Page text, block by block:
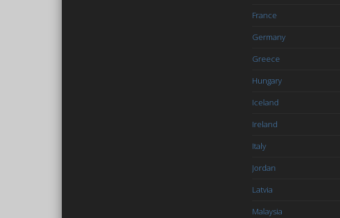
France
Germany
Greece
Hungary
Iceland
Ireland
Italy
Jordan
Latvia
Malaysia